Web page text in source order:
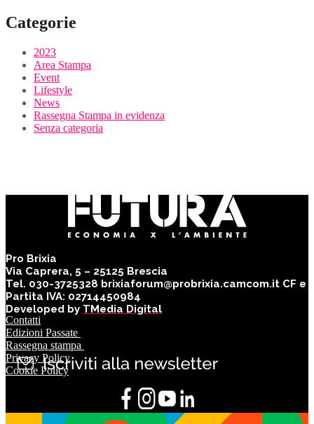
Categorie
2023
Area Stampa
Event
Lifestyle
News
Rassegna Stampa in evidenza
Senza categoria
Pro Brixia
Via Caprera, 5 – 25125 Brescia
Tel. 030-3725328 brixiaforum@probrixia.camcom.it CF e
Partita IVA: 02714450984
Developed by TMedia Digital
Contatti
Edizioni Passate
Rassegna stampa
Privacy Policy
Cookie Policy